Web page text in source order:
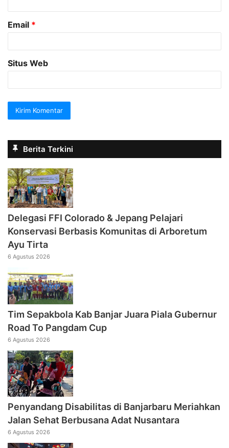
Email *
Situs Web
Berita Terkini
Delegasi FFI Colorado & Jepang Pelajari
Konservasi Berbasis Komunitas di Arboretum
Ayu Tirta
6 Agustus 2026
Tim Sepakbola Kab Banjar Juara Piala Gubernur
Road To Pangdam Cup
6 Agustus 2026
Penyandang Disabilitas di Banjarbaru Meriahkan
Jalan Sehat Berbusana Adat Nusantara
6 Agustus 2026